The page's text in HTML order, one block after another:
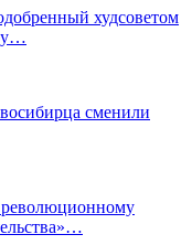
худсоветом
сменили
революционному